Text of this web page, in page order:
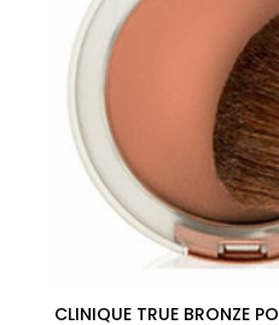
CLINIQUE TRUE BRONZE